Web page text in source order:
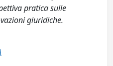
pratica sulle
giuridiche.